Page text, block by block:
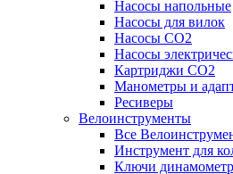
Насосы напольные
Насосы для вилок
Насосы CO2
Насосы
Картриджи CO2
Манометры и
Ресиверы
Велоинструменты
Все
Инструмент для
Ключи